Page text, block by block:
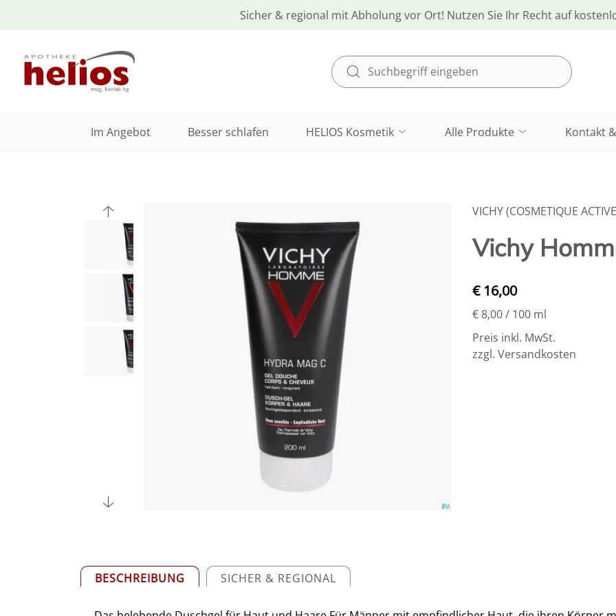
Sicher & regional mit Abholung vor Ort! Nutzen Sie Ihr Recht auf
Im Angebot Besser schlafen HELIOS Kosmetik Alle Produkte Kontakt
VICHY (COSMETIQUE
Vichy
€ 16,00
€ 8,00/ 100 ml
Preis inkl. MwSt.
zzgl. Versandkosten
BESCHREIBUNG SICHER & REGIONAL